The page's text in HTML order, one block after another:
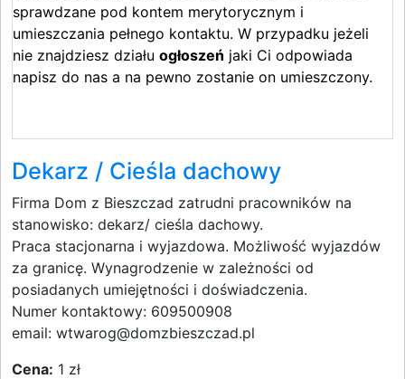
sprawdzane pod kontem merytorycznym i
umieszczania pełnego kontaktu. W przypadku jeżeli
nie znajdziesz działu ogłoszeń jaki Ci odpowiada
napisz do nas a na pewno zostanie on umieszczony.
Dekarz / Cieśla dachowy
Firma Dom z Bieszczad zatrudni pracowników na
stanowisko: dekarz/ cieśla dachowy.
Praca stacjonarna i wyjazdowa. Możliwość wyjazdów
za granicę. Wynagrodzenie w zależności od
posiadanych umiejętności i doświadczenia.
Numer kontaktowy: 609500908
email: wtwarog@domzbieszczad.pl
Cena: 1 zł